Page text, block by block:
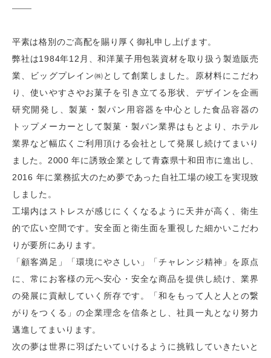
平素は格別のご高配を賜り厚く御礼申し上げます。
弊社は1984年12月、和洋菓子用包装資材を取り扱う製造販売
業、ビッグプレイン㈱として創業しました。原材料にこだわ
り、使いやすさやお菓子を引き立てる形状、デザインを企画
研究開発し、製菓・製パン用容器を中心とした食品容器の
トップメーカーとして製菓・製パン業界はもとより、ホテル
業界など幅広くご利用頂ける会社として発展し続けてまいり
ました。2000 年に誘致企業として青森県十和田市に進出し、
2016 年に業務拡大のため夢であった自社工場の竣工を実現致
しました。
工場内はストレスが感じにくくなるように天井が高く、衛生
的で広い空間です。安全面と衛生面を重視した細かいこだわ
りが要所にあります。
「顧客満足」「環境にやさしい」「チャレンジ精神」を原点
に、常にお客様の元へ安心・安全な商品を提供し続け、業界
の発展に貢献していく所存です。「和をもって人と人との繋
がりをつくる」の企業理念を信条とし、社員一丸となり努力
邁進してまいります。
次の夢は世界に羽ばたいていけるように挑戦していきたいと